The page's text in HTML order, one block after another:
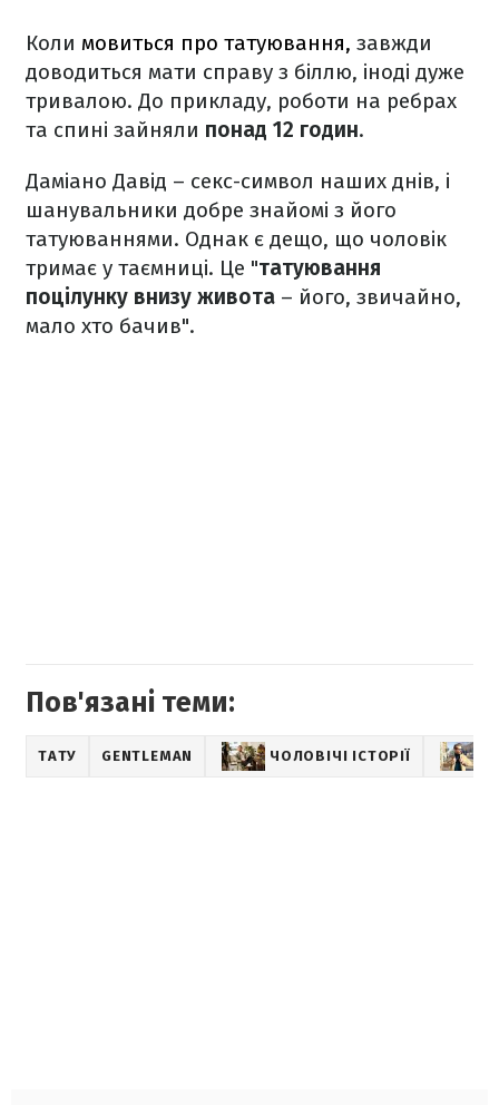
Коли мовиться про татуювання, завжди
доводиться мати справу з біллю, іноді дуже
тривалою. До прикладу, роботи на ребрах
та спині зайняли понад 12 годин.
Даміано Давід – секс-символ наших днів, і
шанувальники добре знайомі з його
татуюваннями. Однак є дещо, що чоловік
тримає у таємниці. Це "татуювання
поцілунку внизу живота – його, звичайно,
мало хто бачив".
Пов'язані теми:
ТАТУ GENTLEMAN ЧОЛОВІЧІ ІСТОРІЇ